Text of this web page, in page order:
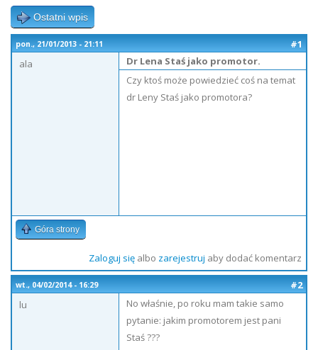
Ostatni wpis
pon., 21/01/2013 - 21:11
#1
ala
Dr Lena Staś jako promotor.
Czy ktoś może powiedzieć coś na temat
dr Leny Staś jako promotora?
Góra strony
Zaloguj sięalbo zarejestruj aby dodać komentarz
wt., 04/02/2014 - 16:29
#2
lu
No właśnie, po roku mam takie samo
pytanie: jakim promotorem jest pani
Staś ???